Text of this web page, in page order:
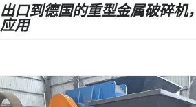
出口到德国的重型金属破碎机
应用